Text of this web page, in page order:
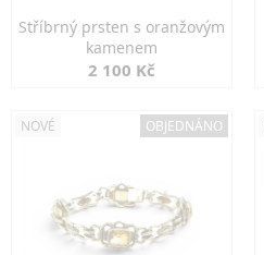
Stříbrný prsten s oranžovým
kamenem
2 100 Kč
NOVÉ OBJEDNÁNO